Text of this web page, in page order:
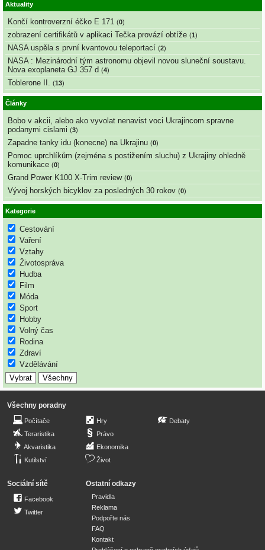
Aktuality
Končí kontroverzní éčko E 171 (0)
zobrazení certifikátů v aplikaci Tečka provází obtíže (1)
NASA uspěla s první kvantovou teleportací (2)
NASA : Mezinárodní tým astronomu objevil novou sluneční soustavu.
Nova exoplaneta GJ 357 d (4)
Toblerone II. (13)
Články
Bobo v akcii, alebo ako vyvolat nenavist voci Ukrajincom spravne
podanymi cislami (3)
Zapadne tanky idu (konecne) na Ukrajinu (0)
Pomoc uprchlíkům (zejména s postižením sluchu) z Ukrajiny ohledně
komunikace (0)
Grand Power K100 X-Trim review (0)
Vývoj horských bicyklov za posledných 30 rokov (0)
Kategorie
Cestování
Vaření
Vztahy
Životospráva
Hudba
Film
Móda
Sport
Hobby
Volný čas
Rodina
Zdraví
Vzdělávání
Všechny poradny
Počítače
Teraristika
Akvaristika
Kutilství
Hry
Právo
Ekonomika
Život
Debaty
Sociální sítě
Facebook
Twitter
Ostatní odkazy
Pravidla
Reklama
Podpořte nás
FAQ
Kontakt